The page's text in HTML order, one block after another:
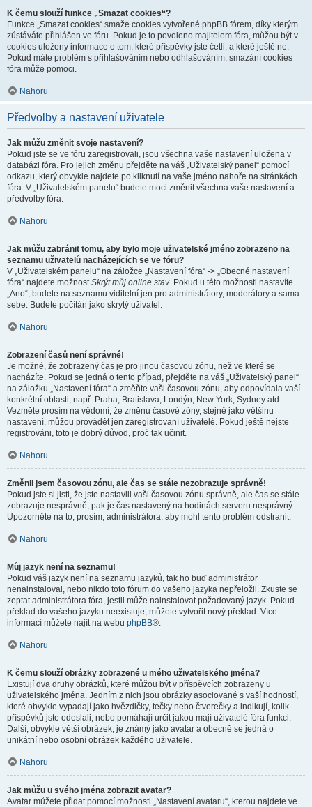
K čemu slouží funkce „Smazat cookies“?
Funkce „Smazat cookies“ smaže cookies vytvořené phpBB fórem, díky kterým
zůstáváte přihlášen ve fóru. Pokud je to povoleno majitelem fóra, můžou být v
cookies uloženy informace o tom, které příspěvky jste četli, a které ještě ne.
Pokud máte problém s přihlašováním nebo odhlašováním, smazání cookies
fóra může pomoci.
Nahoru
Předvolby a nastavení uživatele
Jak můžu změnit svoje nastavení?
Pokud jste se ve fóru zaregistrovali, jsou všechna vaše nastavení uložena v
databázi fóra. Pro jejich změnu přejděte na váš „Uživatelský panel“ pomocí
odkazu, který obvykle najdete po kliknutí na vaše jméno nahoře na stránkách
fóra. V „Uživatelském panelu“ budete moci změnit všechna vaše nastavení a
předvolby fóra.
Nahoru
Jak můžu zabránit tomu, aby bylo moje uživatelské jméno zobrazeno na
seznamu uživatelů nacházejících se ve fóru?
V „Uživatelském panelu“ na záložce „Nastavení fóra“ -> „Obecné nastavení
fóra“ najdete možnostSkrýt můj online stav. Pokud u této možnosti nastavíte
„Ano“, budete na seznamu viditelní jen pro administrátory, moderátory a sama
sebe. Budete počítán jako skrytý uživatel.
Nahoru
Zobrazení časů není správné!
Je možné, že zobrazený čas je pro jinou časovou zónu, než ve které se
nacházíte. Pokud se jedná o tento případ, přejděte na váš „Uživatelský panel“
na záložku „Nastavení fóra“ a změňte vaši časovou zónu, aby odpovídala vaší
konkrétní oblasti, např. Praha, Bratislava, Londýn, New York, Sydney atd.
Vezměte prosím na vědomí, že změnu časové zóny, stejně jako většinu
nastavení, můžou provádět jen zaregistrovaní uživatelé. Pokud ještě nejste
registrováni, toto je dobrý důvod, proč tak učinit.
Nahoru
Změnil jsem časovou zónu, ale čas se stále nezobrazuje správně!
Pokud jste si jisti, že jste nastavili vaši časovou zónu správně, ale čas se stále
zobrazuje nesprávně, pak je čas nastavený na hodinách serveru nesprávný.
Upozorněte na to, prosím, administrátora, aby mohl tento problém odstranit.
Nahoru
Můj jazyk není na seznamu!
Pokud váš jazyk není na seznamu jazyků, tak ho buď administrátor
nenainstaloval, nebo nikdo toto fórum do vašeho jazyka nepřeložil. Zkuste se
zeptat administrátora fóra, jestli může nainstalovat požadovaný jazyk. Pokud
překlad do vašeho jazyku neexistuje, můžete vytvořit nový překlad. Více
informací můžete najít na webu phpBB®.
Nahoru
K čemu slouží obrázky zobrazené u mého uživatelského jména?
Existují dva druhy obrázků, které můžou být v příspěvcích zobrazeny u
uživatelského jména. Jedním z nich jsou obrázky asociované s vaší hodností,
které obvykle vypadají jako hvězdičky, tečky nebo čtverečky a indikují, kolik
příspěvků jste odeslali, nebo pomáhají určit jakou mají uživatelé fóra funkci.
Další, obvykle větší obrázek, je známý jako avatar a obecně se jedná o
unikátní nebo osobní obrázek každého uživatele.
Nahoru
Jak můžu u svého jména zobrazit avatar?
Avatar můžete přidat pomocí možnosti „Nastavení avataru“, kterou najdete ve